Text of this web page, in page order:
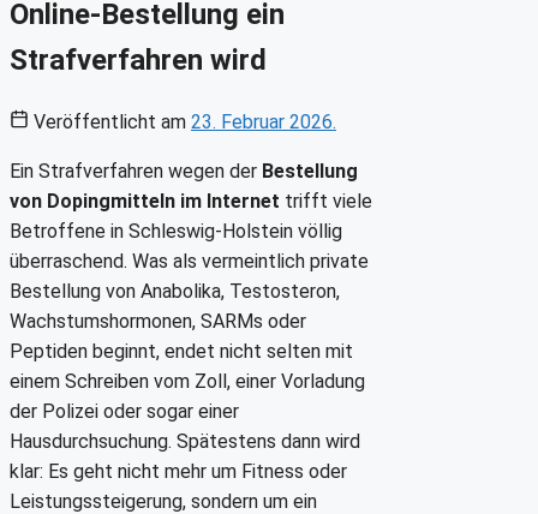
Online-Bestellung ein
Strafverfahren wird
Veröffentlicht am 23. Februar 2026.
Ein Strafverfahren wegen der Bestellung
von Dopingmitteln im Internet trifft viele
Betroffene in Schleswig-Holstein völlig
überraschend. Was als vermeintlich private
Bestellung von Anabolika, Testosteron,
Wachstumshormonen, SARMs oder
Peptiden beginnt, endet nicht selten mit
einem Schreiben vom Zoll, einer Vorladung
der Polizei oder sogar einer
Hausdurchsuchung. Spätestens dann wird
klar: Es geht nicht mehr um Fitness oder
Leistungssteigerung, sondern um ein